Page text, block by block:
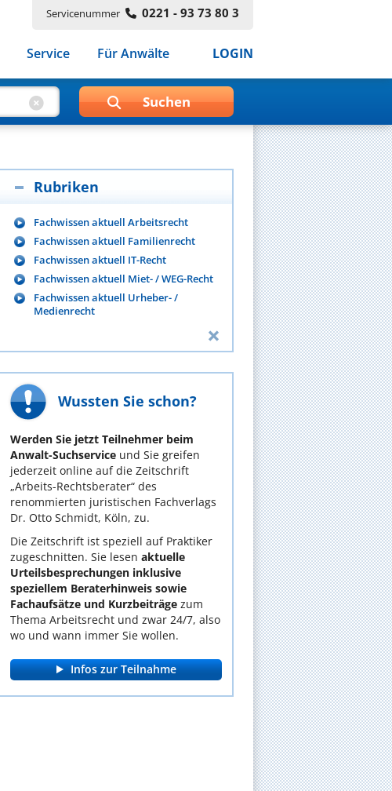
Servicenummer 0221 - 93 73 80 3
Service Für Anwälte LOGIN
Rubriken
Fachwissen aktuell Arbeitsrecht
Fachwissen aktuell Familienrecht
Fachwissen aktuell IT-Recht
Fachwissen aktuell Miet- / WEG-Recht
Fachwissen aktuell Urheber- /
Medienrecht
Wussten Sie schon?
Werden Sie jetzt Teilnehmer beim
Anwalt-Suchservice und Sie greifen
jederzeit online auf die Zeitschrift
„Arbeits-Rechtsberater“ des
renommierten juristischen Fachverlags
Dr. Otto Schmidt, Köln, zu.
Die Zeitschrift ist speziell auf Praktiker
zugeschnitten. Sie lesen aktuelle
Urteilsbesprechungen inklusive
speziellem Beraterhinweis sowie
Fachaufsätze und Kurzbeiträge zum
Thema Arbeitsrecht und zwar 24/7, also
wo und wann immer Sie wollen.
Infos zur Teilnahme